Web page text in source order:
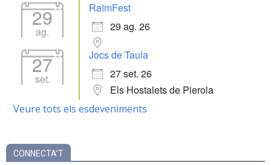
29
ag.
RaïmFest
29 ag. 26
27
set.
Jocs de Taula
27 set. 26
Els Hostalets de Pierola
Veure tots els esdeveniments
CONNECTA’T